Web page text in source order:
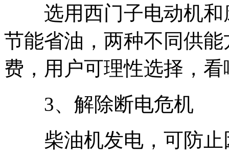
选用西门子电动机和
节能省油，两种不同供
费，用户可理性选择，
3、解除断电危机
柴油机发电，可防止